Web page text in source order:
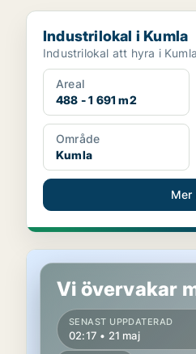
Industrilokal i Kumla
Industrilokal i Kumla
Industrilokal att hyra i Kumla
Areal
488 - 1 691 m2
Område
Kumla
Mer
Industrilokal i Kumla
Vi övervakar
SENAST UPPDATERAD
02:17 • 21 maj